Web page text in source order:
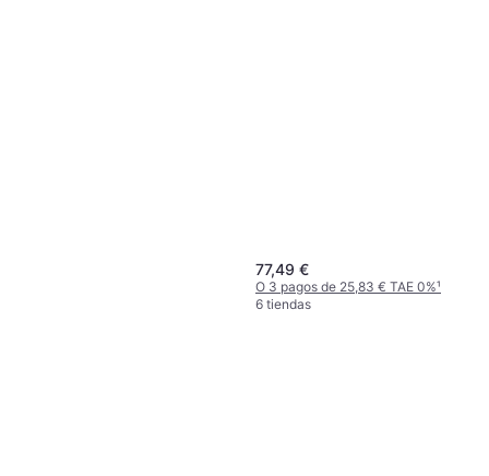
77,49 €
O 3 pagos de 25,83 € TAE 0%¹
6 tiendas